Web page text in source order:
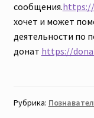
сообщения.
хочет и может
деятельности по
донат https://
Рубрика: